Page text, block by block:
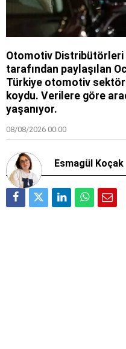
Otomotiv Distribütörleri
tarafından paylaşılan
Türkiye otomotiv
koydu. Verilere göre
yaşanıyor.
08/08/2026 00:00
Esmagül Koçak